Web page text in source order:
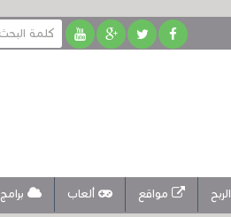
الربح مواقع ألعاب برامج